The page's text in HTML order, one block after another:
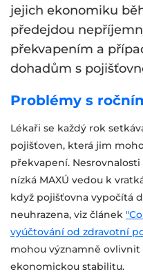
jejich ekonomiku
předejdou
překvapením a
dohadům s
Problémy s
Lékaři se každý rok
pojišťoven, která jim
překvapení. Nesrovnalosti
nízká MAXÚ vedou k
když pojišťovna vypočítá
neuhrazena, viz článek
vyúčtování od zdravotní
mohou významně ovlivnit
ekonomickou stabilitu.